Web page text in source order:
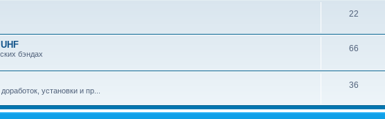
22
бэндах
66
установки и пр...
36